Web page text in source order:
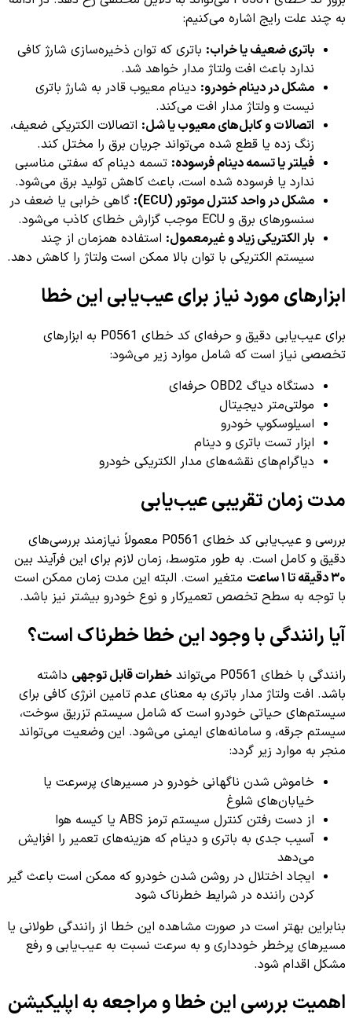
به چند علت رایج اشاره می‌کنیم:
باتری ضعیف یا خراب: باتری که توان ذخیره‌سازی شارژ کافی
ندارد باعث افت ولتاژ مدار خواهد شد.
مشکل در دینام خودرو: دینام معیوب قادر به شارژ باتری
نیست و ولتاژ مدار افت می‌کند.
اتصالات و کابل‌های معیوب یا شل: اتصالات الکتریکی ضعیف،
زنگ زده یا قطع شده می‌تواند جریان برق را مختل کند.
فیلتر یا تسمه دینام فرسوده: تسمه دینام که سفتی مناسبی
ندارد یا فرسوده شده است، باعث کاهش تولید برق می‌شود.
مشکل در واحد کنترل موتور (ECU):
گاهی خرابی یا ضعف در
سنسورهای برق و ECU موجب گزارش خطای کاذب می‌شود.
بار الکتریکی زیاد و غیرمعمول: استفاده همزمان از چند
سیستم الکتریکی با توان بالا ممکن است ولتاژ را کاهش دهد.
ابزارهای مورد نیاز برای عیب‌یابی این خطا
برای عیب‌یابی دقیق و حرفه‌ای کد خطای P0561 به ابزارهای
تخصصی نیاز است که شامل موارد زیر می‌شود:
دستگاه دیاگ OBD2 حرفه‌ای
مولتی‌متر دیجیتال
اسیلوسکوپ خودرو
ابزار تست باتری و دینام
دیاگرام‌های نقشه‌های مدار الکتریکی خودرو
مدت زمان تقریبی عیب‌یابی
بررسی و عیب‌یابی کد خطای P0561 معمولاً نیازمند بررسی‌های
دقیق و کامل است. به طور متوسط، زمان لازم برای این فرآیند بین
۳۰ دقیقه تا ۱ ساعت
متغیر است. البته این مدت زمان ممکن است
با توجه به سطح تخصص تعمیرکار و نوع خودرو بیشتر نیز باشد.
آیا رانندگی با وجود این خطا خطرناک است؟
رانندگی با خطای P0561 می‌تواند خطرات قابل توجهی داشته
باشد. افت ولتاژ مدار باتری به معنای عدم تامین انرژی کافی برای
سیستم‌های حیاتی خودرو است که شامل سیستم تزریق سوخت،
سیستم جرقه، و سامانه‌های ایمنی می‌شود. این وضعیت می‌تواند
منجر به موارد زیر گردد:
خاموش شدن ناگهانی خودرو در مسیرهای پرسرعت یا
خیابان‌های شلوغ
از دست رفتن کنترل سیستم ترمز ABS یا کیسه هوا
آسیب جدی به باتری و دینام که هزینه‌های تعمیر را افزایش
می‌دهد
ایجاد اختلال در روشن شدن خودرو که ممکن است باعث گیر
کردن راننده در شرایط خطرناک شود
بنابراین بهتر است در صورت مشاهده این خطا از رانندگی طولانی یا
مسیرهای پرخطر خودداری و به سرعت نسبت به عیب‌یابی و رفع
مشکل اقدام شود.
اهمیت بررسی این خطا و مراجعه به اپلیکیشن